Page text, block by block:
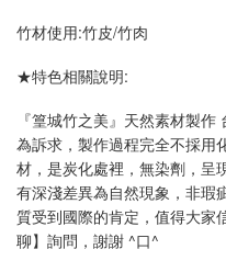
竹材使用:竹皮/竹肉
★特色相關說明:
『篁城竹之美』天然素材製
為訴求，製作過程完全不採用
材，是炭化處裡，無染劑，呈
有深淺差異為自然現象，非瑕
質受到國際的肯定，值得大家
聊】詢問，謝謝 ^口^